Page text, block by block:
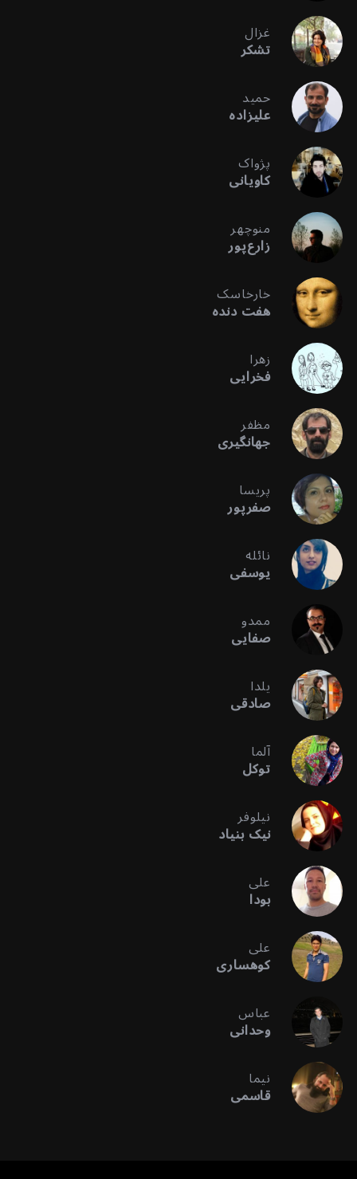
غزال
تشکر
حمید
علیزاده
پژواک
کاویانی
منوچهر
زارع‌پور
خارخاسک
هفت دنده
زهرا
فخرایی
مظفر
جهانگیری
پریسا
صفرپور
نائله
یوسفی
ممدو
صفایی
یلدا
صادقی
آلما
توکل
نیلوفر
نیک بنیاد
علی
بودا
علی
کوهساری
عباس
وحدانی
نیما
قاسمی